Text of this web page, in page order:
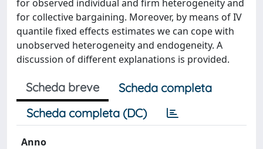
for observed individual and firm heterogeneity and
for collective bargaining. Moreover, by means of IV
quantile fixed effects estimates we can cope with
unobserved heterogeneity and endogeneity. A
discussion of different explanations is provided.
Scheda breve
Scheda completa
Scheda completa (DC)
Anno